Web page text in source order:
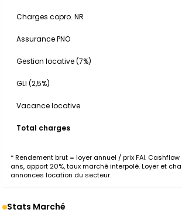
Charges copro. NR
Assurance PNO
Gestion locative (7%)
GLI (2,5%)
Vacance locative
Total charges
* Rendement brut = loyer annuel / prix FAI.
ans, apport 20%, taux marché interpolé. Loyer et
annonces location du secteur.
Stats Marché